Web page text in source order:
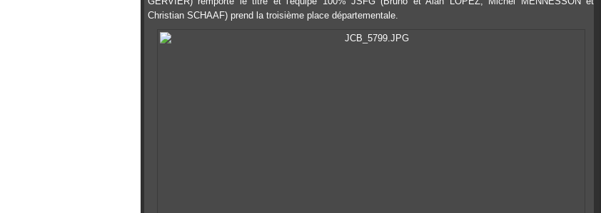
Christian SCHAAF) prend la troisième place départementale.